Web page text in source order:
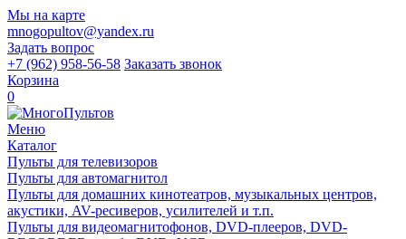
Мы на карте
mnogopultov@yandex.ru
Задать вопрос
+7 (962) 958-56-58 Заказать звонок
Корзина
0
Меню
Каталог
Пульты для телевизоров
Пульты для автомагнитол
Пульты для домашних кинотеатров, музыкальных центров,
акустики, AV-ресиверов, усилителей и т.п.
Пульты для видеомагнитофонов, DVD-плееров, DVD-